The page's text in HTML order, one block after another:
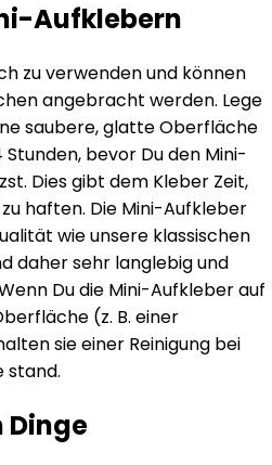
Aufklebern
zu verwenden und können
angebracht werden. Lege
saubere, glatte Oberfläche
bevor Du den Mini-
Dies gibt dem Kleber Zeit,
haften. Die Mini-Aufkleber
wie unsere klassischen
daher sehr langlebig und
Du die Mini-Aufkleber auf
(z. B. einer
sie einer Reinigung bei
stand.
Dinge